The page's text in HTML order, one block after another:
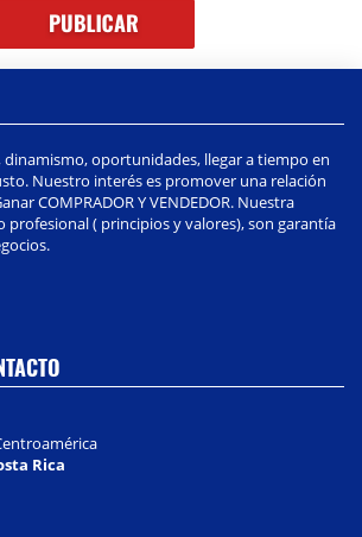
dinamismo, oportunidades, llegar a tiempo en
Nuestro interés es promover una relación
COMPRADOR Y VENDEDOR. Nuestra
profesional ( principios y valores), son garantía
Rica